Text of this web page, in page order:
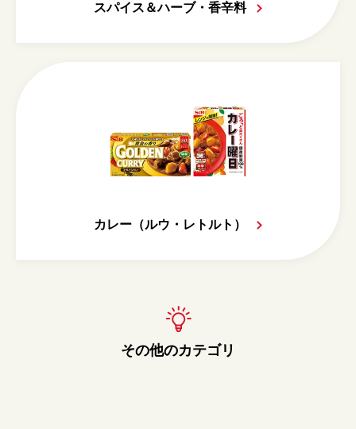
スパイス＆ハーブ・香辛料
カレー（ルウ・レトルト）
その他のカテゴリ